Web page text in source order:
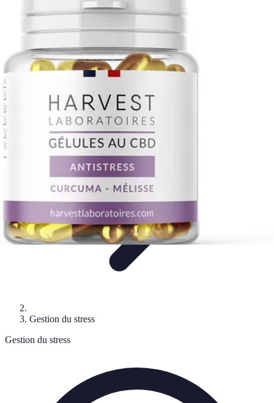
Stress Maîtrise
OutilsGestion du StressTechniques de Gestion
Stress Maîtrise
Gestion du stress
Gestion du stress